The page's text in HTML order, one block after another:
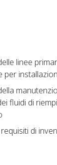
linee
per
fluidi di
di